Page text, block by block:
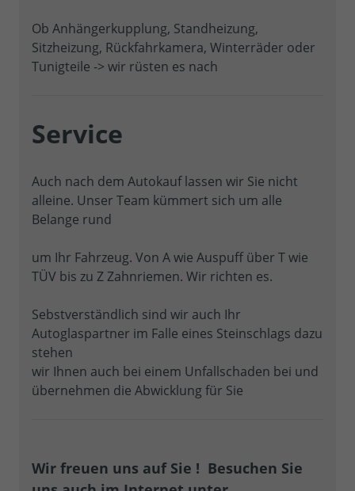
Ob Anhängerkupplung, Standheizung,
Sitzheizung, Rückfahrkamera, Winterräder oder
Tunigteile -> wir rüsten es nach
Service
Auch nach dem Autokauf lassen wir Sie nicht
alleine. Unser Team kümmert sich um alle
Belange rund
um Ihr Fahrzeug. Von A wie Auspuff über T wie
TÜV bis zu Z Zahnriemen. Wir richten es.
Sebstverständlich sind wir auch Ihr
Autoglaspartner im Falle eines Steinschlags dazu
stehen
wir Ihnen auch bei einem Unfallschaden bei und
übernehmen die Abwicklung für Sie
Wir freuen uns auf Sie ! Besuchen Sie